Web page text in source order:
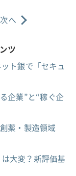
次へ
ツ
ト銀で「セキュ
企業”と“稼ぐ企
薬・製造領域
大変？新評価基